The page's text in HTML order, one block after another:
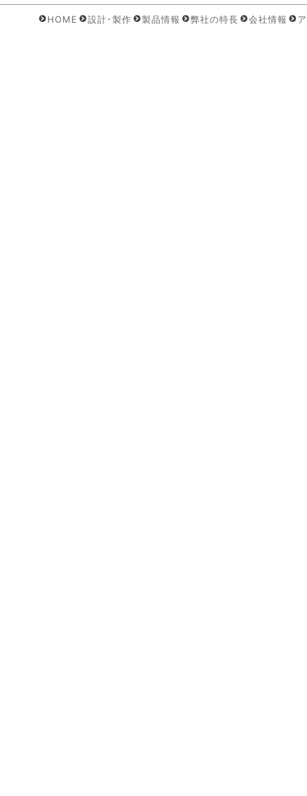
HOME 設計･製作 製品情報 弊社の特長 会社情報